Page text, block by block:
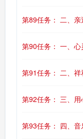
第89任务： 二、
第90任务： 一、
第91任务： 二、祥
第92任务： 三、
第93任务： 四、